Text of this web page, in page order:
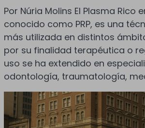
Por Núria Molins El Plasma Rico
conocido como PRP, es una
más utilizada en distintos
por su finalidad terapéutica o
uso se ha extendido en
odontología, traumatología,